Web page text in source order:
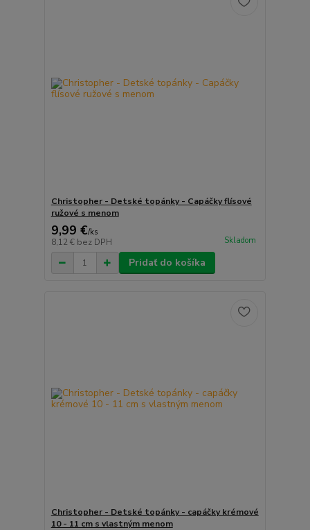
Christopher - Detské topánky - Capáčky flísové
ružové s menom
9,99 €/ks
8,12 € bez DPH Skladom
Pridať do košíka
Christopher - Detské topánky - capáčky krémové
10 - 11 cm s vlastným menom